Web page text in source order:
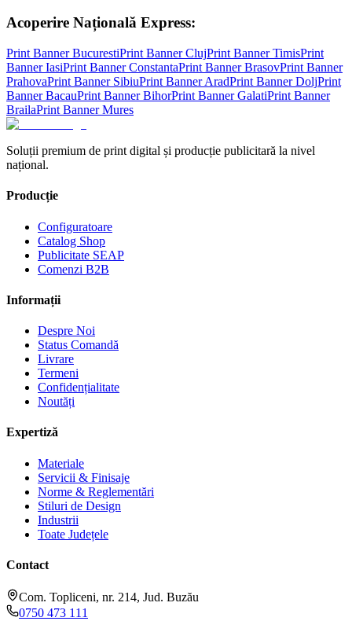
Acoperire Națională Express:
Print BannerBucurestiPrint BannerClujPrint BannerTimisPrint
BannerIasiPrint BannerConstantaPrint BannerBrasovPrint Banner
PrahovaPrint Banner SibiuPrint BannerAradPrint BannerDoljPrint
BannerBacauPrint BannerBihorPrint BannerGalatiPrint Banner
BrailaPrint BannerMures
Soluții premium de print digital și producție publicitară la nivel
național.
Producție
Configuratoare
Catalog Shop
Publicitate SEAP
Comenzi B2B
Informații
Despre Noi
Status Comandă
Livrare
Termeni
Confidențialitate
Noutăți
Expertiză
Materiale
Servicii & Finisaje
Norme & Reglementări
Stiluri de Design
Industrii
Toate Județele
Contact
Com. Topliceni, nr. 214, Jud. Buzău
0750 473 111